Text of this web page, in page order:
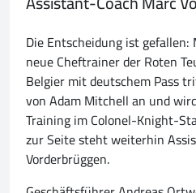
Die Entscheidung ist
neue Cheftrainer der Roten
Belgier mit deutschem Pass
von Adam Mitchell an und
Training im Colonel-Knight-
zur Seite steht weiterhin
Vorderbrüggen.